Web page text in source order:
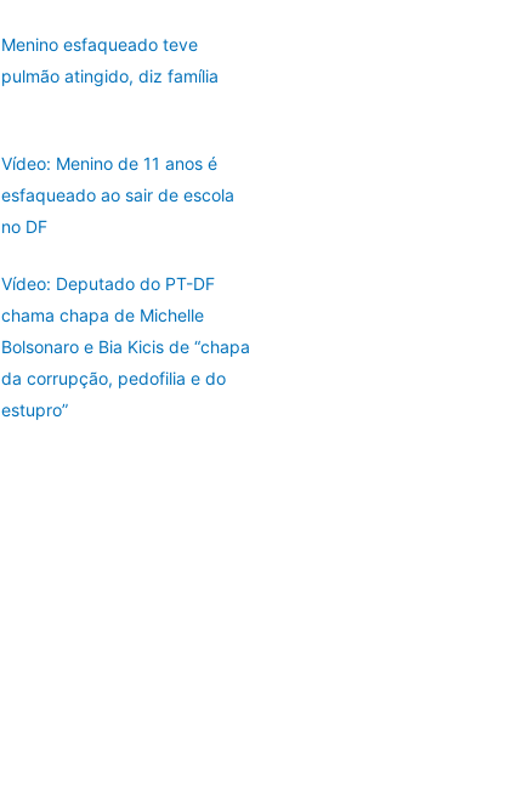
Menino esfaqueado teve
pulmão atingido, diz família
Vídeo: Menino de 11 anos é
esfaqueado ao sair de escola
no DF
Vídeo: Deputado do PT-DF
chama chapa de Michelle
Bolsonaro e Bia Kicis de “chapa
da corrupção, pedofilia e do
estupro”